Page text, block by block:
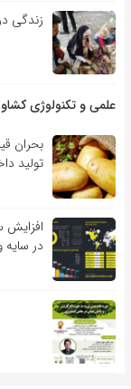
زندگی
علمی و تکنولوژی
بحران
تولید
افزایش
در سایه